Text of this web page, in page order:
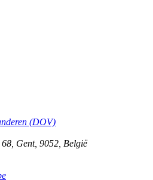
(DOV)
68, Gent, 9052, België